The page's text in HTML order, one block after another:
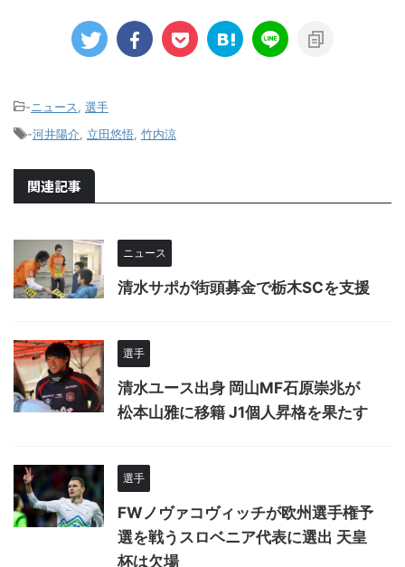
-ニュース
選手
-河井陽介 立田悠悟 竹内涼
関連記事
ニュース
清水サポが街頭募金で栃木SCを支援
選手
清水ユース出身 岡山MF石原崇兆が
松本山雅に移籍 J1個人昇格を果たす
選手
FWノヴァコヴィッチが欧州選手権予
選を戦うスロベニア代表に選出 天皇
杯は欠場